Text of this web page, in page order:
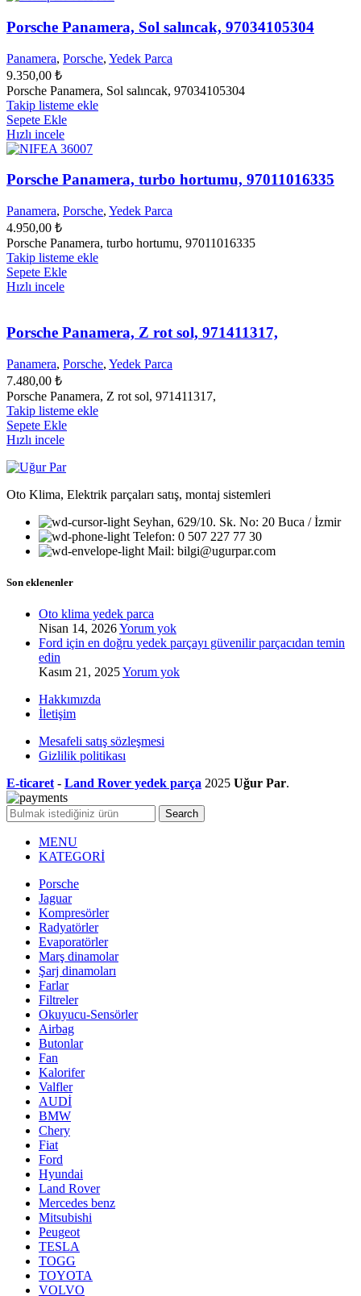
Porsche Panamera, Sol salıncak, 97034105304
Panamera, Porsche, Yedek Parca
9.350,00 ₺
Porsche Panamera, Sol salıncak, 97034105304
Takip listeme ekle
Sepete Ekle
Hızlı incele
Porsche Panamera, turbo hortumu, 97011016335
Panamera, Porsche, Yedek Parca
4.950,00 ₺
Porsche Panamera, turbo hortumu, 97011016335
Takip listeme ekle
Sepete Ekle
Hızlı incele
Porsche Panamera, Z rot sol, 971411317,
Panamera, Porsche, Yedek Parca
7.480,00 ₺
Porsche Panamera, Z rot sol, 971411317,
Takip listeme ekle
Sepete Ekle
Hızlı incele
Oto Klima, Elektrik parçaları satış, montaj sistemleri
Seyhan, 629/10. Sk. No: 20 Buca / İzmir
Telefon: 0 507 227 77 30
Mail: bilgi@ugurpar.com
Son eklenenler
Oto klima yedek parca
Nisan 14, 2026Yorum yok
Ford için en doğru yedek parçayı güvenilir parçacıdan temin
edin
Kasım 21, 2025Yorum yok
Hakkımızda
İletişim
Mesafeli satış sözleşmesi
Gizlilik politikası
E-ticaret - Land Rover yedek parça 2025 Uğur Par.
Search
MENU
KATEGORİ
Porsche
Jaguar
Kompresörler
Radyatörler
Evaporatörler
Marş dinamolar
Şarj dinamoları
Farlar
Filtreler
Okuyucu-Sensörler
Airbag
Butonlar
Fan
Kalorifer
Valfler
AUDİ
BMW
Chery
Fiat
Ford
Hyundai
Land Rover
Mercedes benz
Mitsubishi
Peugeot
TESLA
TOGG
TOYOTA
VOLVO